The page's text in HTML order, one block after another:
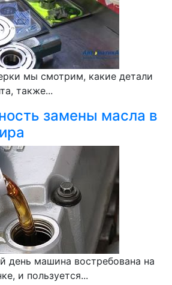
мы смотрим, какие детали
также...
замены масла в
день машина востребована на
и пользуется...